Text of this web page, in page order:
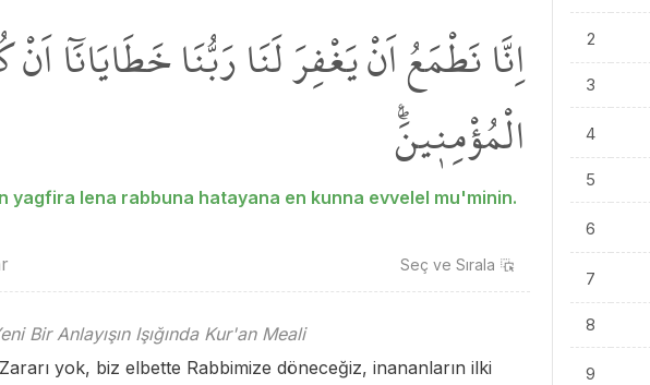
اِنَّا نَطْمَعُ اَنْ يَغْفِرَ لَنَا رَبُّنَا خَطَايَانَٓا اَنْ
الْمُؤْمِن۪ينَۜ۟
yagfira lena rabbuna hatayana en kunna evvelel mu'minin.
Seç ve Sırala
Bir Anlayışın Işığında Kur'an Meali
yok, biz elbette Rabbimize döneceğiz, inananların ilki
2
3
4
5
6
7
8
9